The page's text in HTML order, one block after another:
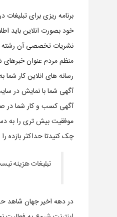
برنامه ریزی برای
خود بصورت انلاین باید
نشریات تخصصی آن رشته
منظم مردم عنوان
رسانه های انلاین کار
آگهی شما با نمایش در
آگهی کسب و کار شما در
موفقیت بیش تری را به
چک کنیدتا حداکثر بازده
تبلیغات هزینه
در دهه اخير جهان شاهد